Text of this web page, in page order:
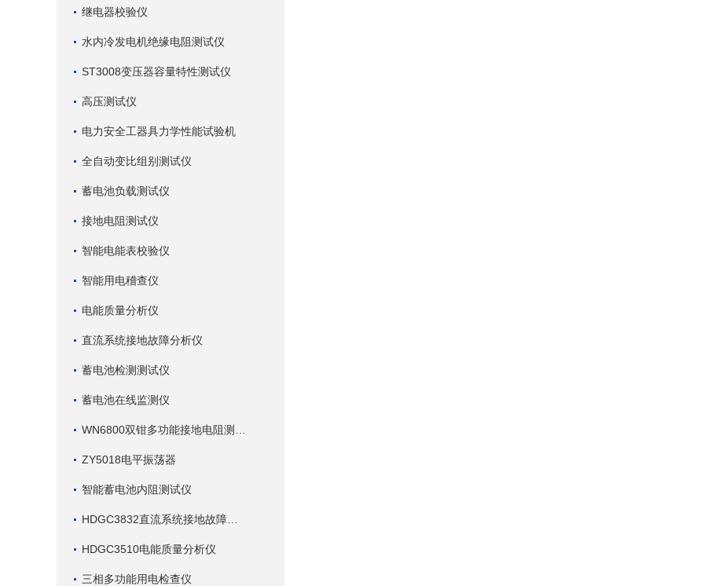
继电器校验仪
水内冷发电机绝缘电阻测试仪
ST3008变压器容量特性测试仪
高压测试仪
电力安全工器具力学性能试验机
全自动变比组别测试仪
蓄电池负载测试仪
接地电阻测试仪
智能电能表校验仪
智能用电稽查仪
电能质量分析仪
直流系统接地故障分析仪
蓄电池检测测试仪
蓄电池在线监测仪
ZY5018电平振荡器
智能蓄电池内阻测试仪
HDGC3510电能质量分析仪
三相多功能用电检查仪